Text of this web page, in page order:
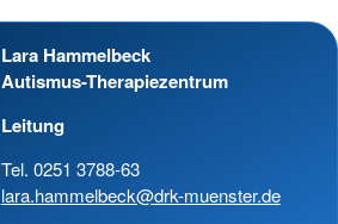
Lara Hammelbeck
Autismus-Therapiezentrum
Leitung
Tel. 0251 3788-63
lara.hammelbeck@drk-muenster.de